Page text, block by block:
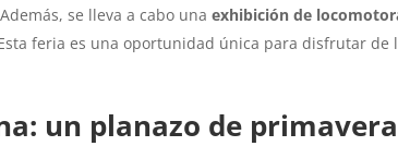
se lleva a cabo unaexhibición de
feria es una oportunidad única para disfrutar de
un planazo de primavera